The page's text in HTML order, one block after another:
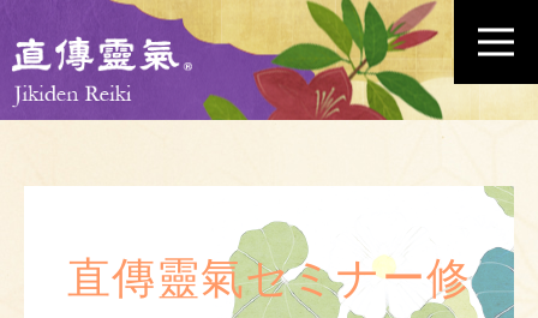
直傳靈氣セミナー修